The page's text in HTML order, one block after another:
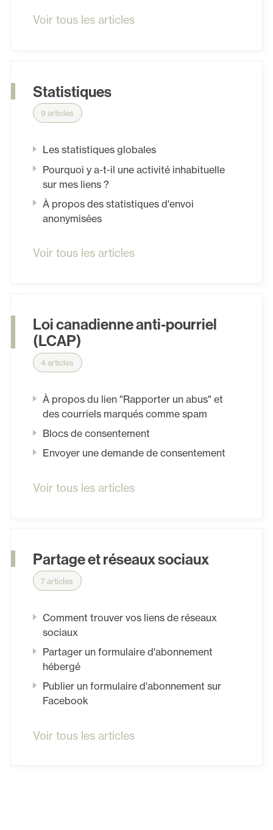
Voir tous les articles
Statistiques
9 articles
Les statistiques globales
Pourquoi y a-t-il une activité inhabituelle
sur mes liens ?
À propos des statistiques d'envoi
anonymisées
Voir tous les articles
Loi canadienne anti-pourriel
(LCAP)
4 articles
À propos du lien "Rapporter un abus" et
des courriels marqués comme spam
Blocs de consentement
Envoyer une demande de consentement
Voir tous les articles
Partage et réseaux sociaux
7 articles
Comment trouver vos liens de réseaux
sociaux
Partager un formulaire d'abonnement
hébergé
Publier un formulaire d'abonnement sur
Facebook
Voir tous les articles